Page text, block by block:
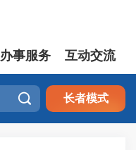
办事服务 互动交流
 长者模式